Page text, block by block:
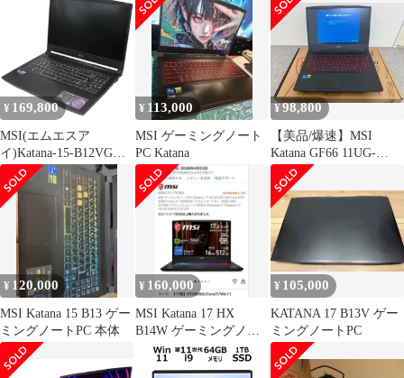
13620H SSD 16GB 1TB
17.3インチ
6559JP ++
¥ 169,800
MSI(エムエスア
イ)Katana-15-B12VGK-
1803JPゲーミングノー
トパソコン katana-15-
b12vgk-1803jp 整備済み
アウトレット品 [中古
(C)]
¥ 113,000
MSI ゲーミングノート
PC Katana
¥98,800
【美品/爆速】MSI
Katana GF66 11UG-
029JP ゲーミングノー
トPC
¥ 120,000
MSI Katana 15 B13 ゲー
ミングノートPC 本体
¥ 160,000
MSI Katana 17 HX
B14W ゲーミングノー
ト 本体
¥ 105,000
KATANA 17 B13V ゲー
ミングノートPC